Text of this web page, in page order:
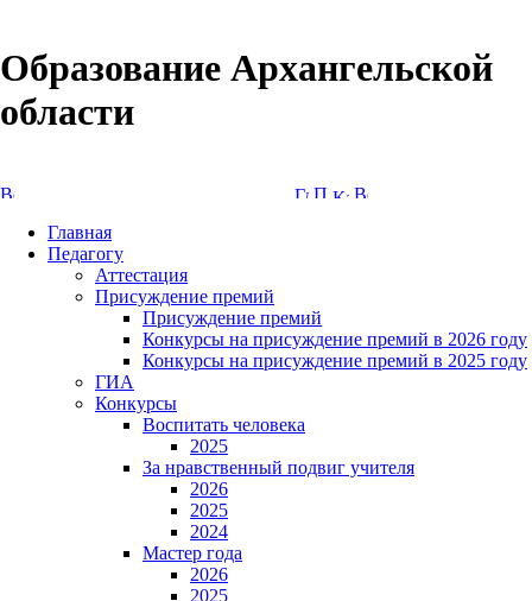
Образование Архангельской
области
Главная
Педагогу
Аттестация
Присуждение премий
Присуждение премий
Конкурсы на присуждение премий в 2026 году
Конкурсы на присуждение премий в 2025 году
ГИА
Конкурсы
Воспитать человека
2025
За нравственный подвиг учителя
2026
2025
2024
Мастер года
2026
2025